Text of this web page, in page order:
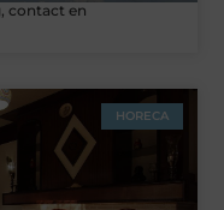
contact en
HORECA